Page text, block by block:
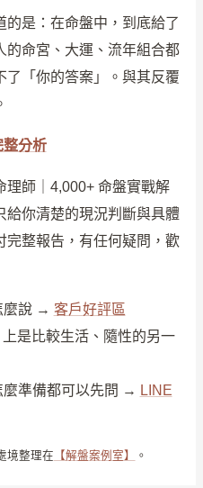
是：在命盤中，到底給了
的命宮、大運、流年組合都
了「你的答案」。與其反覆
整分析
理師｜4,000+ 命盤實戰解
給你清楚的現況判斷與具體
完整報告，有任何疑問，歡
麼說 → 客戶好評區
是比較生活、隨性的另一
麼準備都可以先問 → LINE
境整理在 【解盤案例室】 。